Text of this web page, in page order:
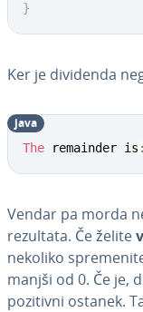
}
Ker je dividenda
The remainder is :
java
Vendar pa morda
rezultata. Če želite
nekoliko
manjši od 0. Če je,
pozitivni ostanek.